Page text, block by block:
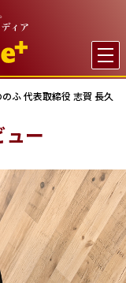

ふ 代表取締役 志賀 長久
ー